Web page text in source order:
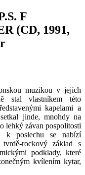
F
(CD, 1991,
muzikou v jejích
stal vlastníkem této
kapelami a
jinde, mnohdy na
lehký závan pospolitosti
k poslechu se nabízí
tvrdě-rockový základ s
podklady, které
kvílením kytar,